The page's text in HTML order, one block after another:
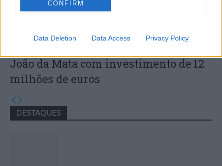
CONFIRM
Data Deletion Data Access Privacy Policy
Castanheira de Pera apresenta
João da Mata com investimento de 12
milhões de euros
DESTAQUES